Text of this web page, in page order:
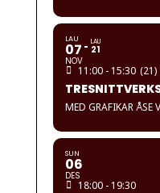
LAU
07
NOV
LAU
21
11:00 - 15:30 (21)
MED GRAFIKAR ÅSE
SUN
06
DES
18:00 - 19:30